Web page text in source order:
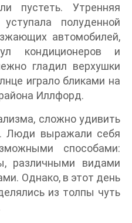
пустеть. Утренняя
полуденной
автомобилей,
кондиционеров и
гладил верхушки
играло бликами на
Иллфорд.
сложно удивить
Люди выражали себя
способами:
различными видами
Однако, в этот день
из толпы чуть